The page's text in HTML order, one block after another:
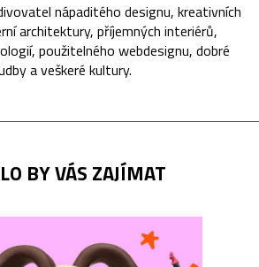
nápaditého designu, kreativních
architektury, příjemných interiérů,
použitelného webdesignu, dobré
a veškeré kultury.
BY VÁS ZAJÍMAT